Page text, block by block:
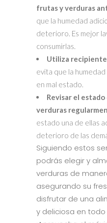
frutas y verduras
que la humedad
deterioro. Es mejor
consumirlas.
Utiliza
evita que la humedad
en mal estado.
Revisar el
verduras
estado una de ellas
deterioro de las
Siguiendo estos
podrás elegir y
verduras de
asegurando su
disfrutar de una
y deliciosa en